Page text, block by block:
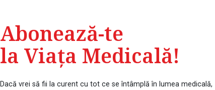
Abonează-te
la Viața Medicală!
Dacă vrei să fii la curent cu tot ce se întâmplă în lumea medicală,